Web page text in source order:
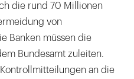
die rund 70 Millionen
von
Banken müssen die
Bundesamt zuleiten.
an die